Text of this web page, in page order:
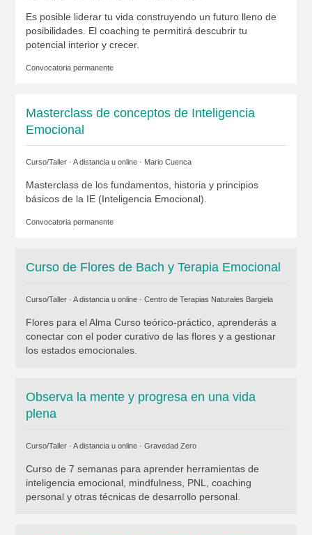
Es posible liderar tu vida construyendo un futuro lleno de
posibilidades. El coaching te permitirá descubrir tu
potencial interior y crecer.
Convocatoria permanente
Masterclass de conceptos de Inteligencia
Emocional
Curso/Taller · A distancia u online · Mario Cuenca
Masterclass de los fundamentos, historia y principios
básicos de la IE (Inteligencia Emocional).
Convocatoria permanente
Curso de Flores de Bach y Terapia Emocional
Curso/Taller · A distancia u online · Centro de Terapias Naturales Bargiela
Flores para el Alma Curso teórico-práctico, aprenderás a
conectar con el poder curativo de las flores y a gestionar
los estados emocionales.
Observa la mente y progresa en una vida
plena
Curso/Taller · A distancia u online · Gravedad Zero
Curso de 7 semanas para aprender herramientas de
inteligencia emocional, mindfulness, PNL, coaching
personal y otras técnicas de desarrollo personal.